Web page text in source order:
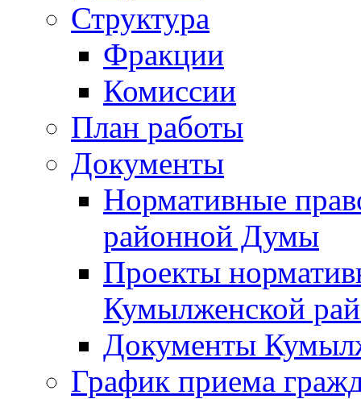
Структура
Фракции
Комиссии
План работы
Документы
Нормативные
районной Думы
Проекты
Кумылженской
Документы
График приема